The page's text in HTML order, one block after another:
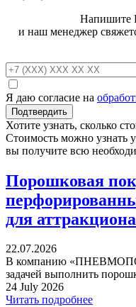
Напишите
и наш менеджер
Я даю согласие на
Хотите узнать, сколько
Стоимость можно узнать
вы получите всю
Порошковая
для
22.07.2026
В компанию
задачей выполнить
24 July 2026
Читать подробнее